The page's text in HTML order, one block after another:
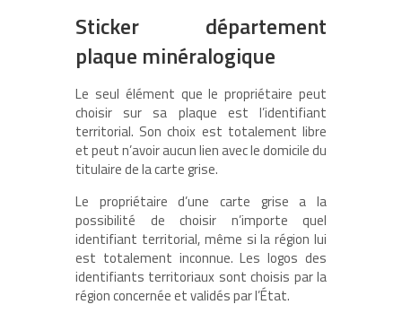
Sticker département
plaque minéralogique
Le seul élément que le propriétaire peut
choisir sur sa plaque est l’identifiant
territorial. Son choix est totalement libre
et peut n’avoir aucun lien avec le domicile du
titulaire de la carte grise.
Le propriétaire d’une carte grise a la
possibilité de choisir n’importe quel
identifiant territorial, même si la région lui
est totalement inconnue. Les logos des
identifiants territoriaux sont choisis par la
région concernée et validés par l’État.